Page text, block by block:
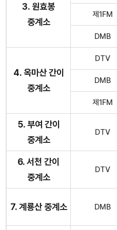
3. 원효봉
중계소
제1FM
DMB
4. 옥마산 간이
중계소
DTV
DMB
제1FM
5. 부여 간이
중계소
DTV
6. 서천 간이
중계소
DTV
7. 계룡산 중계소 DMB